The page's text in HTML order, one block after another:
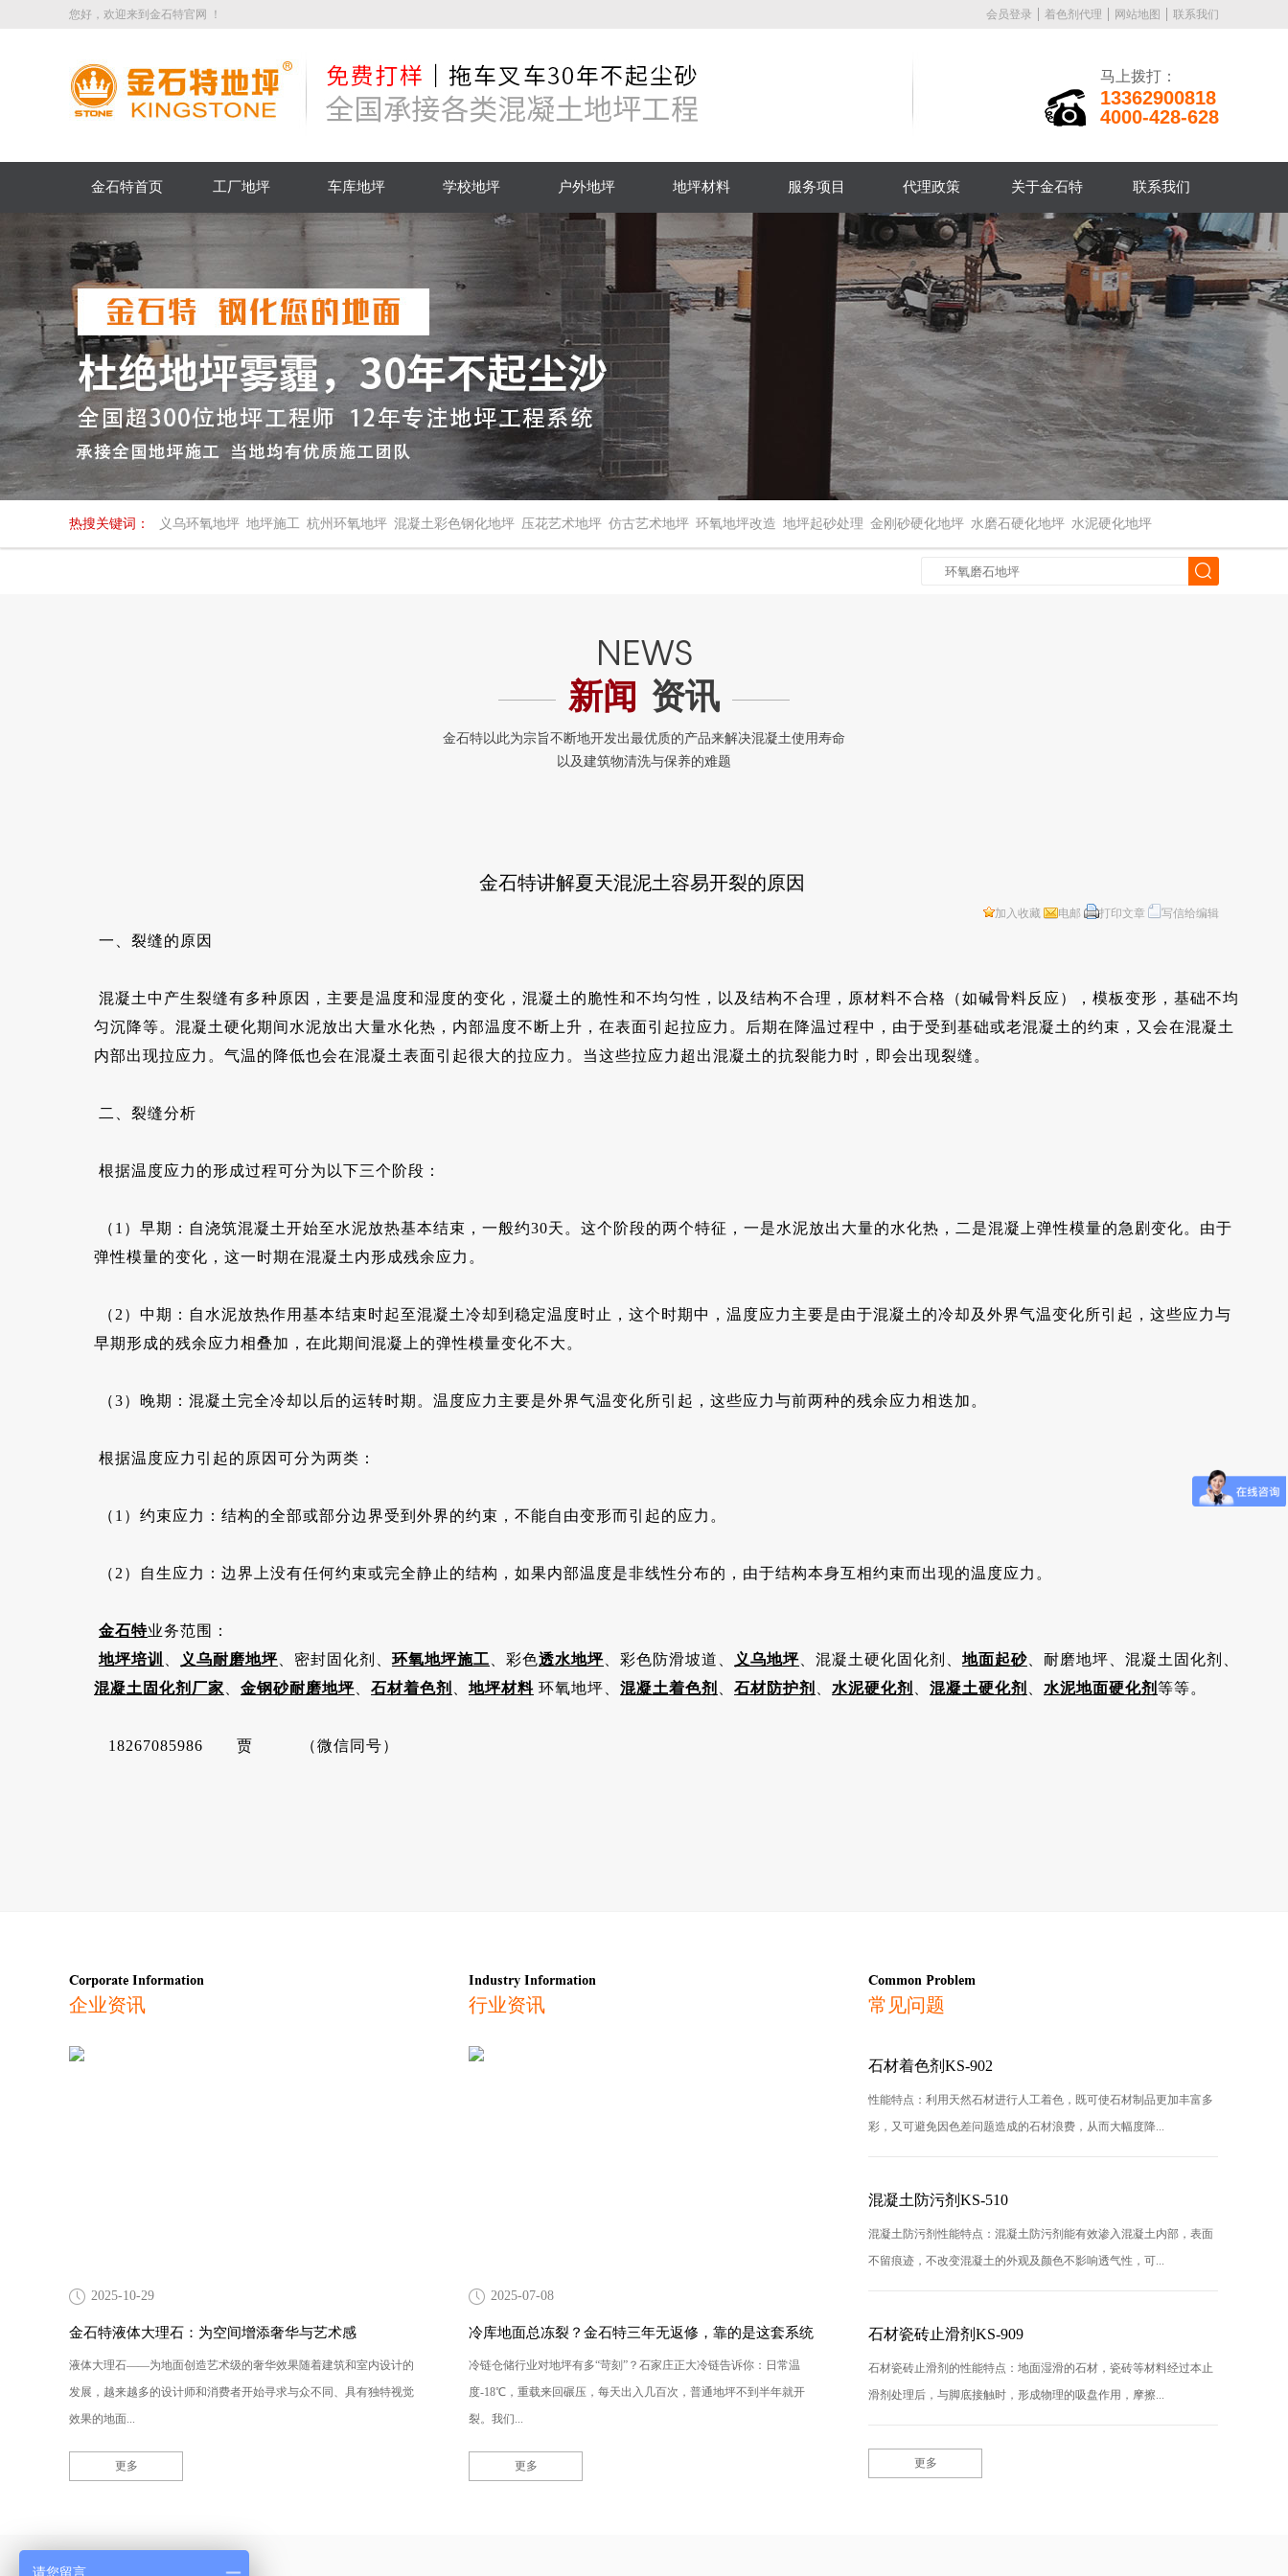
您好，欢迎来到金石特官网 ！ 会员登录 着色剂代理 网站地图 联系我们
马上拨打：
13362900818
4000-428-628
金石特首页 工厂地坪 车库地坪 学校地坪 户外地坪 地坪材料 服务项目 代理政策 关于金石特 联系我们
热搜关键词： 义乌环氧地坪 地坪施工 杭州环氧地坪 混凝土彩色钢化地坪 压花艺术地坪 仿古艺术地坪 环氧地坪改造 地坪起砂处理 金刚砂硬化地坪 水磨石硬化地坪 水泥硬化地坪
新闻 资讯
金石特讲解夏天混泥土容易开裂的原因
加入收藏 电邮 打印文章 写信给编辑
一、裂缝的原因
混凝土中产生裂缝有多种原因，主要是温度和湿度的变化，混凝土的脆性和不均匀性，以及结构不合理，原材料不合格（如碱骨料反应），模板变形，基础不均
匀沉降等。混凝土硬化期间水泥放出大量水化热，内部温度不断上升，在表面引起拉应力。后期在降温过程中，由于受到基础或老混凝土的约束，又会在混凝土
内部出现拉应力。气温的降低也会在混凝土表面引起很大的拉应力。当这些拉应力超出混凝土的抗裂能力时，即会出现裂缝。
二、裂缝分析
根据温度应力的形成过程可分为以下三个阶段：
（1）早期：自浇筑混凝土开始至水泥放热基本结束，一般约30天。这个阶段的两个特征，一是水泥放出大量的水化热，二是混凝上弹性模量的急剧变化。由于
弹性模量的变化，这一时期在混凝土内形成残余应力。
（2）中期：自水泥放热作用基本结束时起至混凝土冷却到稳定温度时止，这个时期中，温度应力主要是由于混凝土的冷却及外界气温变化所引起，这些应力与
早期形成的残余应力相叠加，在此期间混凝上的弹性模量变化不大。
（3）晚期：混凝土完全冷却以后的运转时期。温度应力主要是外界气温变化所引起，这些应力与前两种的残余应力相迭加。
根据温度应力引起的原因可分为两类：
（1）约束应力：结构的全部或部分边界受到外界的约束，不能自由变形而引起的应力。
（2）自生应力：边界上没有任何约束或完全静止的结构，如果内部温度是非线性分布的，由于结构本身互相约束而出现的温度应力。
金石特业务范围：
地坪培训
义乌耐磨地坪 、密封固化剂、 环氧地坪施工 、彩色透水地坪 、彩色防滑坡道、 义乌地坪 、混凝土硬化固化剂、 地面起砂 、耐磨地坪、混凝土固化剂、
混凝土固化剂厂家
金钢砂耐磨地坪 石材着色剂 地坪材料 环氧地坪、 混凝土着色剂 石材防护剂 水泥硬化剂 混凝土硬化剂 水泥地面硬化剂 等等。
18267085986 贾 （微信同号）
Corporate Information
企业资讯
2025-10-29
金石特液体大理石：为空间增添奢华与艺术感
液体大理石——为地面创造艺术级的奢华效果随着建筑和室内设计的
发展，越来越多的设计师和消费者开始寻求与众不同、具有独特视觉
效果的地面...
更多
Industry Information
行业资讯
2025-07-08
冷库地面总冻裂？金石特三年无返修，靠的是这套系统
冷链仓储行业对地坪有多“苛刻”？石家庄正大冷链告诉你：日常温
度-18℃，重载来回碾压，每天出入几百次，普通地坪不到半年就开
裂。我们...
更多
Common Problem
常见问题
石材着色剂KS-902
性能特点：利用天然石材进行人工着色，既可使石材制品更加丰富多
彩，又可避免因色差问题造成的石材浪费，从而大幅度降...
混凝土防污剂KS-510
混凝土防污剂性能特点：混凝土防污剂能有效渗入混凝土内部，表面
不留痕迹，不改变混凝土的外观及颜色不影响透气性，可...
石材瓷砖止滑剂KS-909
石材瓷砖止滑剂的性能特点：地面湿滑的石材，瓷砖等材料经过本止
滑剂处理后，与脚底接触时，形成物理的吸盘作用，摩擦...
更多
产品采购直通车
请您留言